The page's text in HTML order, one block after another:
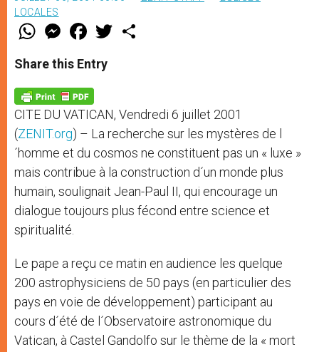
LOCALES
W
t
s
p
p
M
e
s
e
g
e
r
F
a
e
b
o
k
w
Share this Entry
CITE DU VATICAN, Vendredi 6 juillet 2001
(ZENIT.org) – La recherche sur les mystères de l
´homme et du cosmos ne constituent pas un « luxe »
mais contribue à la construction d´un monde plus
humain, soulignait Jean-Paul II, qui encourage un
dialogue toujours plus fécond entre science et
spiritualité.
Le pape a reçu ce matin en audience les quelque
200 astrophysiciens de 50 pays (en particulier des
pays en voie de développement) participant au
cours d´été de l´Observatoire astronomique du
Vatican, à Castel Gandolfo sur le thème de la « mort